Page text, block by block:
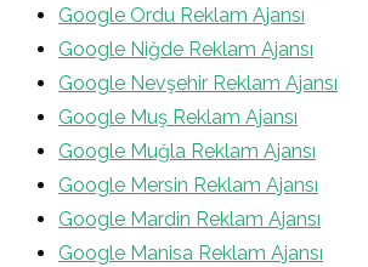
Google Ordu Reklam Ajansı
Google Niğde Reklam Ajansı
Google Nevşehir Reklam Ajansı
Google Muş Reklam Ajansı
Google Muğla Reklam Ajansı
Google Mersin Reklam Ajansı
Google Mardin Reklam Ajansı
Google Manisa Reklam Ajansı